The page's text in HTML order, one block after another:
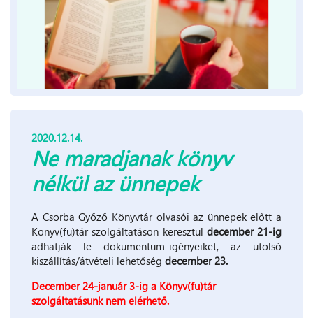
2020.12.14.
Ne maradjanak könyv
nélkül az ünnepek
A Csorba Győző Könyvtár olvasói az ünnepek előtt a
Könyv(fu)tár szolgáltatáson keresztül december 21-ig
adhatják le dokumentum-igényeiket, az utolsó
kiszállítás/átvételi lehetőség december 23.
December 24-január 3-ig a Könyv(fu)tár
szolgáltatásunk nem elérhető.